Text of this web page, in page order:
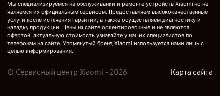
Мы специализируемся на обслуживании и ремонте устройств Xiaomi но не
являемся их официальным сервисом. Предоставляем высококачественные
услуги после истечения гарантии, а также осуществляем диагностику и
наладку продукции. Цены на сайте ориентировочные и не являются
офертой, актуальную стоимость узнавайте у наших специалистов по
телефонам на сайте. Упомянутый бренд Xiaomi используется нами лишь с
целью информирования.
© Сервисный центр Xiaomi - 2026 Карта сайта